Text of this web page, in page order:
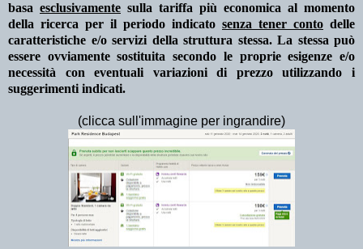
basa esclusivamente sulla tariffa più economica al momento
della ricerca per il periodo indicato senza tener conto delle
caratteristiche e/o servizi della struttura stessa. La stessa può
essere ovviamente sostituita secondo le proprie esigenze e/o
necessità con eventuali variazioni di prezzo utilizzando i
suggerimenti indicati.
(clicca sull'immagine per ingrandire)